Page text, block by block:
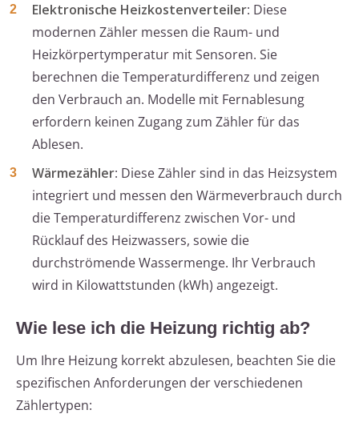
Elektronische Heizkostenverteiler: Diese
modernen Zähler messen die Raum- und
Heizkörpertymperatur mit Sensoren. Sie
berechnen die Temperaturdifferenz und zeigen
den Verbrauch an. Modelle mit Fernablesung
erfordern keinen Zugang zum Zähler für das
Ablesen.
Wärmezähler: Diese Zähler sind in das Heizsystem
integriert und messen den Wärmeverbrauch durch
die Temperaturdifferenz zwischen Vor- und
Rücklauf des Heizwassers, sowie die
durchströmende Wassermenge. Ihr Verbrauch
wird in Kilowattstunden (kWh) angezeigt.
Wie lese ich die Heizung richtig ab?
Um Ihre Heizung korrekt abzulesen, beachten Sie die
spezifischen Anforderungen der verschiedenen
Zählertypen: